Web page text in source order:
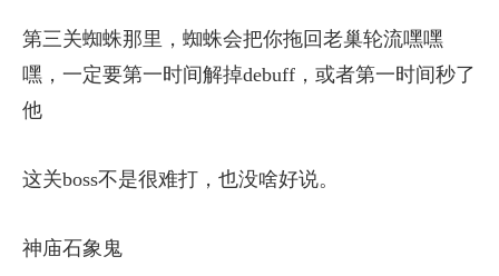
第三关蜘蛛那里，蜘蛛会把你拖回老巢轮流嘿嘿
嘿，一定要第一时间解掉debuff，或者第一时间秒了
他
这关boss不是很难打，也没啥好说。
神庙石象鬼